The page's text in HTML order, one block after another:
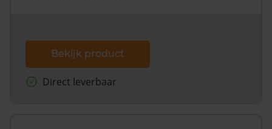
Bekijk product
Direct leverbaar